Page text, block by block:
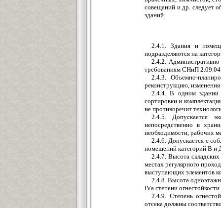
совещаний и др. следует
зданий.
2.4.1. Здания и
подразделяются на
2.4.2.
требованиям СНиП
2.4.3. Объемно-
реконструкцию,
2.4.4. В одном здании
сортировки и
не противоречит
2.4.5. Допускается
непосредственно в
необходимости, рабочих
2.4.6. Допускается с
помещений категорий В и
2.4.7. Высота
местах регулярного
выступающих элементов
2.4.8. Высота
IVа степени
2.4.9. Степень
отсека должны